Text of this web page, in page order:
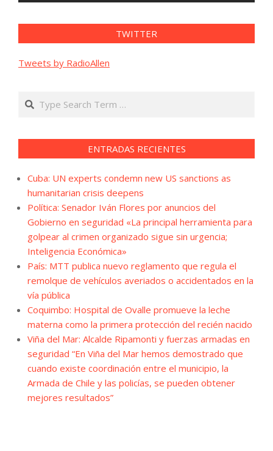
TWITTER
Tweets by RadioAllen
Search
ENTRADAS RECIENTES
Cuba: UN experts condemn new US sanctions as
humanitarian crisis deepens
Política: Senador Iván Flores por anuncios del
Gobierno en seguridad «La principal herramienta para
golpear al crimen organizado sigue sin urgencia;
Inteligencia Económica»
País: MTT publica nuevo reglamento que regula el
remolque de vehículos averiados o accidentados en la
vía pública
Coquimbo: Hospital de Ovalle promueve la leche
materna como la primera protección del recién nacido
Viña del Mar: Alcalde Ripamonti y fuerzas armadas en
seguridad “En Viña del Mar hemos demostrado que
cuando existe coordinación entre el municipio, la
Armada de Chile y las policías, se pueden obtener
mejores resultados”